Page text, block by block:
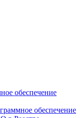
обеспечение
обеспечение